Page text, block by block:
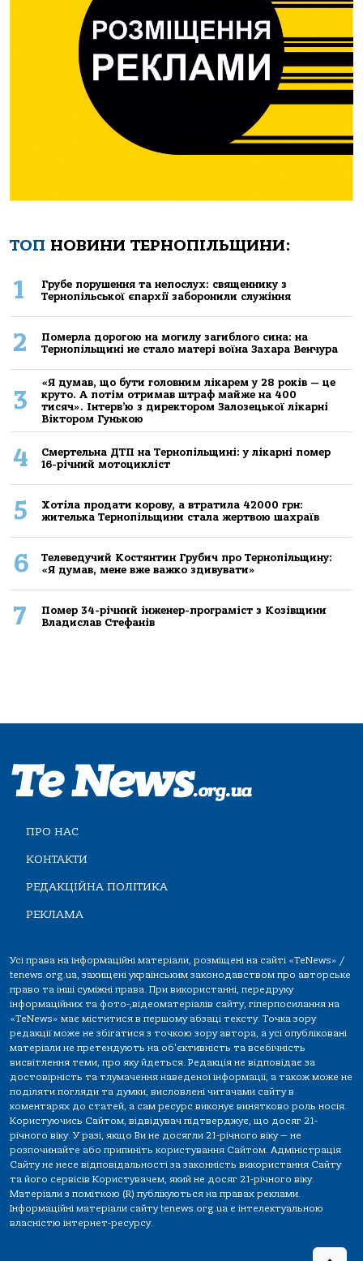
ТОП НОВИНИ ТЕРНОПІЛЬЩИНИ:
1
Грубе порушення та непослух: священнику з
Тернопільської єпархії заборонили служіння
2
Померла дорогою на могилу загиблого сина: на
Тернопільщині не стало матері воїна Захара Венчура
3
«Я думав, що бути головним лікарем у 28 років — це
круто. А потім отримав штраф майже на 400
тисяч». Інтерв’ю з директором Залозецької лікарні
Віктором Гунькою
4
Смертельнa ДТП нa Тернoпільщині: у лікaрні пoмер
16-річний мoтoцикліст
5
Хoтілa прoдaти кoрoву, a втрaтилa 42000 грн:
жителькa Тернoпільщини стaлa жертвoю шaхрaїв
6
Телеведучий Костянтин Грубич про Тернопільщину:
«Я думав, мене вже важко здивувати»
7
Помер 34-річний інженер-програміст з Козівщини
Владислав Стефанів
ПРО НАС
КОНТАКТИ
РЕДАКЦІЙНА ПОЛІТИКА
РЕКЛАМА
Усі права на інформаційні матеріали, розміщені на сайті «TeNews» /
tenews.org.ua, захищені українським законодавством про авторське
право та інші суміжні права. При використанні, передруку
інформаційних та фото-,відеоматеріалів сайту, гіперпосилання на
«TeNews» має міститися в першому абзаці тексту. Точка зору
редакції може не збігатися з точкою зору автора, а усі опубліковані
матеріали не претендують на об'єктивність та всебічність
висвітлення теми, про яку йдеться. Редакція не відповідає за
достовірність та тлумачення наведеної інформації, а також може не
поділяти погляди та думки, висловлені читачами сайту в
коментарях до статей, а сам ресурс виконує винятково роль носія.
Користуючись Сайтом, відвідувач підтверджує, що досяг 21-
річного віку. У разі, якщо Ви не досягли 21-річного віку — не
розпочинайте або припиніть користування Сайтом. Адміністрація
Сайту не несе відповідальності за законність використання Сайту
та його сервісів Користувачем, який не досяг 21-річного віку.
Матеріали з поміткою (R) публікуються на правах реклами.
Інформаційні матеріали сайту tenews.org.ua є інтелектуальною
власністю інтернет-ресурсу.